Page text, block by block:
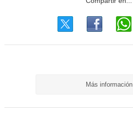
Más información